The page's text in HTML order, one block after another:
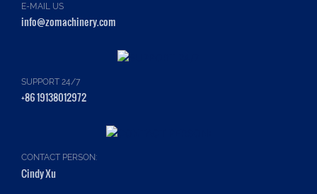
E-MAIL US
info@zomachinery.com
SUPPORT 24/7
+86 19138012972
CONTACT PERSON:
Cindy Xu